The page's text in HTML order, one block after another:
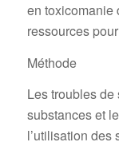
en toxicomanie
ressources
Méthode
Les troubles
substances et
l’utilisation des